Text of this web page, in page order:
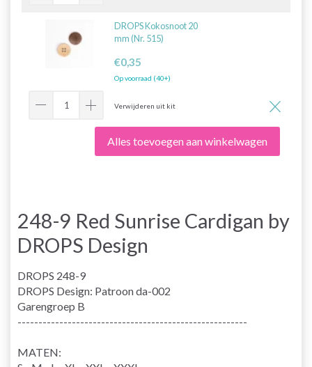
DROPS Kokosnoot 20
mm (Nr. 515)
€0,35
Op voorraad (40+)
Verwijderen uit kit
Alles toevoegen aan winkelwagen
248-9 Red Sunrise Cardigan by
DROPS Design
DROPS 248-9
DROPS Design: Patroon da-002
Garengroep B
-------------------------------------------------------
MATEN: